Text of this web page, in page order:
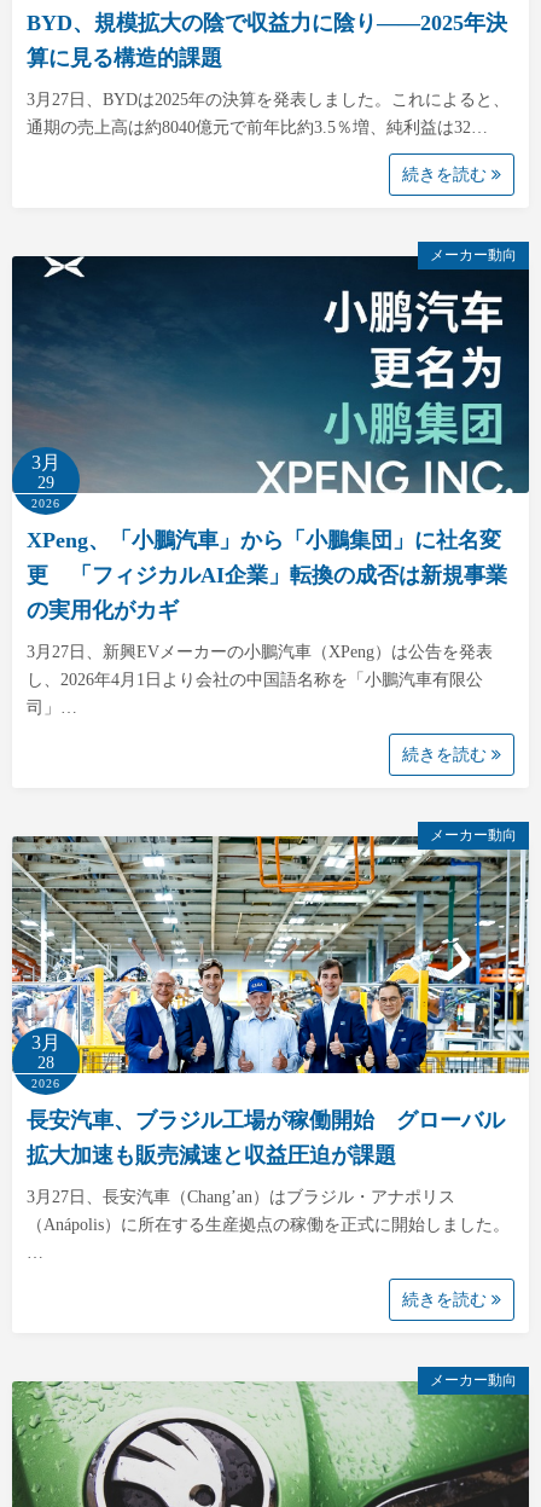
BYD、規模拡大の陰で収益力に陰り――2025年決
算に見る構造的課題
3月27日、BYDは2025年の決算を発表しました。これによると、
通期の売上高は約8040億元で前年比約3.5％増、純利益は32…
続きを読む
メーカー動向
3月
29
2026
XPeng、「小鵬汽車」から「小鵬集団」に社名変
更 「フィジカルAI企業」転換の成否は新規事業
の実用化がカギ
3月27日、新興EVメーカーの小鵬汽車（XPeng）は公告を発表
し、2026年4月1日より会社の中国語名称を「小鵬汽車有限公
司」…
続きを読む
メーカー動向
3月
28
2026
長安汽車、ブラジル工場が稼働開始 グローバル
拡大加速も販売減速と収益圧迫が課題
3月27日、長安汽車（Chang’an）はブラジル・アナポリス
（Anápolis）に所在する生産拠点の稼働を正式に開始しました。
…
続きを読む
メーカー動向